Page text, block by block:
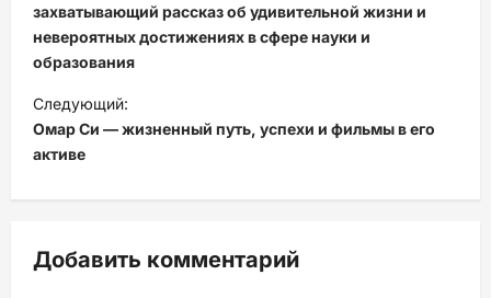
в
и
а
ц
з
захватывающий рассказ об удивительной жизни и
невероятных достижениях в сфере науки и
образования
Следующий:
Омар Си — жизненный путь, успехи и фильмы в его
активе
Добавить комментарий